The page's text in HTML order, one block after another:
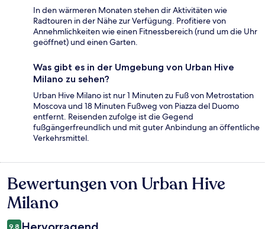
In den wärmeren Monaten stehen dir Aktivitäten wie
Radtouren in der Nähe zur Verfügung. Profitiere von
Annehmlichkeiten wie einen Fitnessbereich (rund um die Uhr
geöffnet) und einen Garten.
Was gibt es in der Umgebung von Urban Hive
Milano zu sehen?
Urban Hive Milano ist nur 1 Minuten zu Fuß von Metrostation
Moscova und 18 Minuten Fußweg von Piazza del Duomo
entfernt. Reisenden zufolge ist die Gegend
fußgängerfreundlich und mit guter Anbindung an öffentliche
Verkehrsmittel.
Bewertungen
Bewertungen von Urban Hive
Milano
9,8